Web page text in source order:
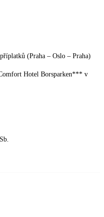
(Praha – Oslo – Praha)
Hotel Borsparken*** v